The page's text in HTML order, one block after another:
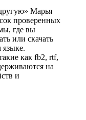
Марья
проверенных
где вы
или скачать
как fb2, rtf,
на
и